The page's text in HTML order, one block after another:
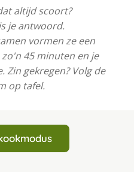
altijd scoort?
je antwoord.
vormen ze een
45 minuten en je
Zin gekregen? Volg de
op tafel.